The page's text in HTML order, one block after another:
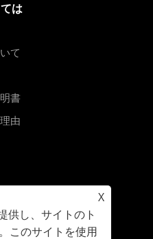
は
て
書
由
X
供し、サイトのト
このサイトを使用